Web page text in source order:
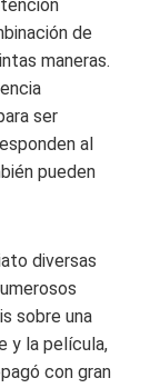
de
maneras.
ser
al
pueden
diversas
sobre una
y la película,
con gran